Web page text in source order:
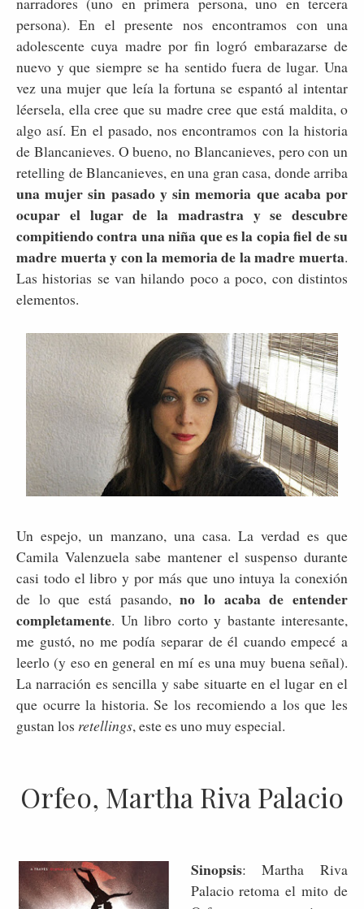
persona). En el presente nos encontramos con una
adolescente cuya madre por fin logró embarazarse de
nuevo y que siempre se ha sentido fuera de lugar. Una
vez una mujer que leía la fortuna se espantó al intentar
léersela, ella cree que su madre cree que está maldita, o
algo así. En el pasado, nos encontramos con la historia
de Blancanieves. O bueno, no Blancanieves, pero con un
retelling de Blancanieves, en una gran casa, donde arriba
una mujer sin pasado y sin memoria que acaba por
ocupar el lugar de la madrastra y se descubre
compitiendo contra una niña que es la copia fiel de su
madre muerta y con la memoria de la madre muerta.
Las historias se van hilando poco a poco, con distintos
elementos.
Un espejo, un manzano, una casa. La verdad es que
Camila Valenzuela sabe mantener el suspenso durante
casi todo el libro y por más que uno intuya la conexión
de lo que está pasando,no lo acaba de entender
completamente. Un libro corto y bastante interesante,
me gustó, no me podía separar de él cuando empecé a
leerlo (y eso en general en mí es una muy buena señal).
La narración es sencilla y sabe situarte en el lugar en el
que ocurre la historia. Se los recomiendo a los que les
gustan los retellings, este es uno muy especial.
Orfeo, Martha Riva Palacio
Sinopsis: Martha Riva
Palacio retoma el mito de